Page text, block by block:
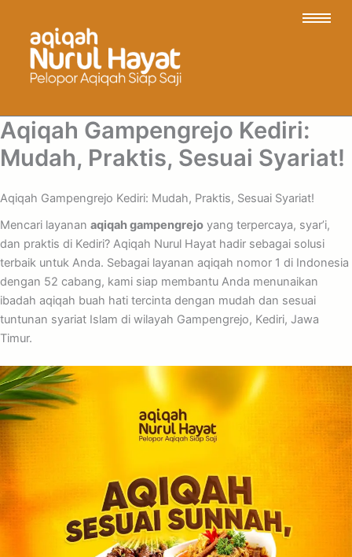
Aqiqah Gampengrejo Kediri:
Mudah, Praktis, Sesuai Syariat!
Aqiqah Gampengrejo Kediri: Mudah, Praktis, Sesuai Syariat!
Mencari layanan aqiqah gampengrejo yang terpercaya, syar’i,
dan praktis di Kediri? Aqiqah Nurul Hayat hadir sebagai solusi
terbaik untuk Anda. Sebagai layanan aqiqah nomor 1 di Indonesia
dengan 52 cabang, kami siap membantu Anda menunaikan
ibadah aqiqah buah hati tercinta dengan mudah dan sesuai
tuntunan syariat Islam di wilayah Gampengrejo, Kediri, Jawa
Timur.